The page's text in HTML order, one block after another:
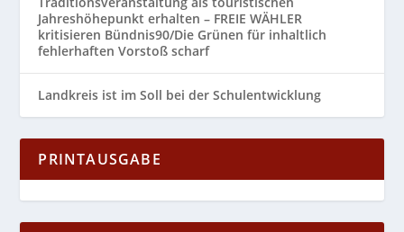
Jahreshöhepunkt erhalten – FREIE WÄHLER
kritisieren Bündnis90/Die Grünen für inhaltlich
fehlerhaften Vorstoß scharf
Landkreis ist im Soll bei der Schulentwicklung
PRINTAUSGABE